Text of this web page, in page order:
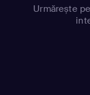
Urmărește